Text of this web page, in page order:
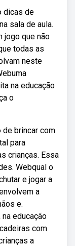
dicas de
sala de aula.
jogo que não
todas as
neste
na educação
o
de brincar com
para
crianças. Essa
Webqual o
e jogar a
a
e.
educação
com
a